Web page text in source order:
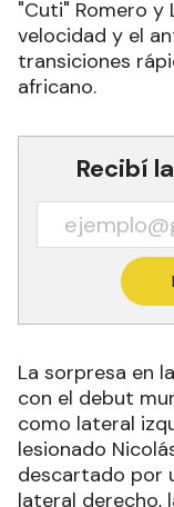
"Cuti" Romero y
velocidad y el
transiciones
africano.
Recibí
La sorpresa en
con el debut
como lateral
lesionado
descartado por
lateral derecho,